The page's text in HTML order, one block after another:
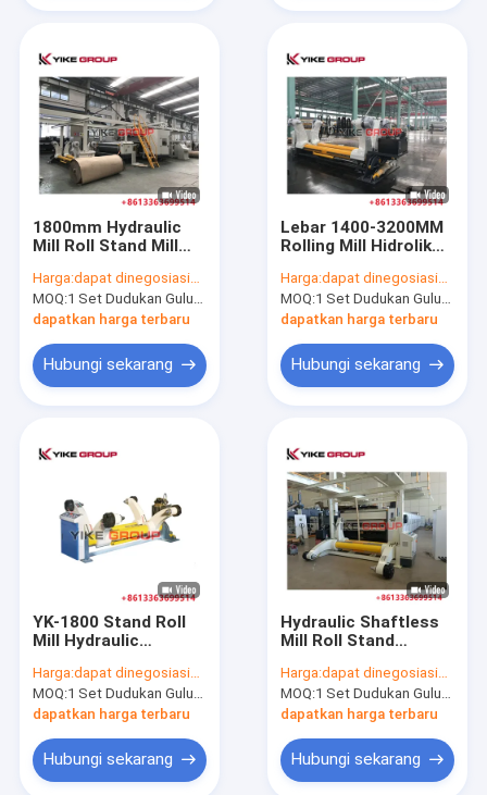
Jalur Produksi Karton Bergelombang
Sabuk Corrugator
Roller Bergelombang
Mesin Slotter Printer Flexo
Corrugated Carton Box Machine
Mesin Online Gluer Folder Printer Flexo
Mesin Folder Gluer
Flat Bed Die Cutting Machine
Mesin Slitter Pencetak Tipis Pisau
Mesin Strapping Kotak Karton
Bagian mesin karton
1800mm Hydraulic
Mill Roll Stand Mill
Roll Paper Of
Corrugated
Paperboard Produksi
Harga:dapat dinegosiasikan
MOQ:1 Set Dudukan Gulungan Pabrik
dapatkan harga terbaru
Hubungi sekarang
Lebar 1400-3200MM
Rolling Mill Hidrolik
Lapisan Goresan
Sheet Line
Harga:dapat dinegosiasikan
MOQ:1 Set Dudukan Gulungan Pabrik
dapatkan harga terbaru
Hubungi sekarang
YK-1800 Stand Roll
Mill Hydraulic
Garis Produksi
Kardus
Bergelombang
Harga:dapat dinegosiasikan
MOQ:1 Set Dudukan Gulungan Pabrik
dapatkan harga terbaru
Hubungi sekarang
Hydraulic Shaftless
Mill Roll Stand
1600MM 2-Layer
Corrugated
Paperboard Produksi
Harga:dapat dinegosiasikan
MOQ:1 Set Dudukan Gulungan Pabrik
dapatkan harga terbaru
Hubungi sekarang